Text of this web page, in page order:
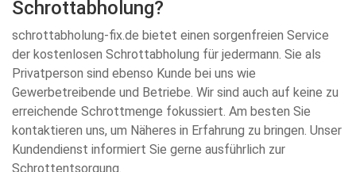
Schrottabholung?
schrottabholung-fix.de bietet einen sorgenfreien Service
der kostenlosen Schrottabholung für jedermann. Sie als
Privatperson sind ebenso Kunde bei uns wie
Gewerbetreibende und Betriebe. Wir sind auch auf keine zu
erreichende Schrottmenge fokussiert. Am besten Sie
kontaktieren uns, um Näheres in Erfahrung zu bringen. Unser
Kundendienst informiert Sie gerne ausführlich zur
Schrottentsorgung.